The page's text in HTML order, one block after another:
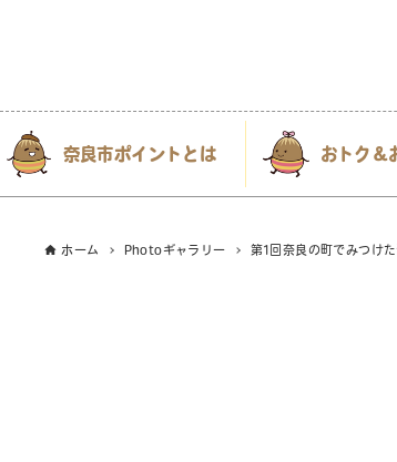
奈良市ポイントとは おトク＆
ホーム Photoギャラリー 第1回奈良の町でみつけ